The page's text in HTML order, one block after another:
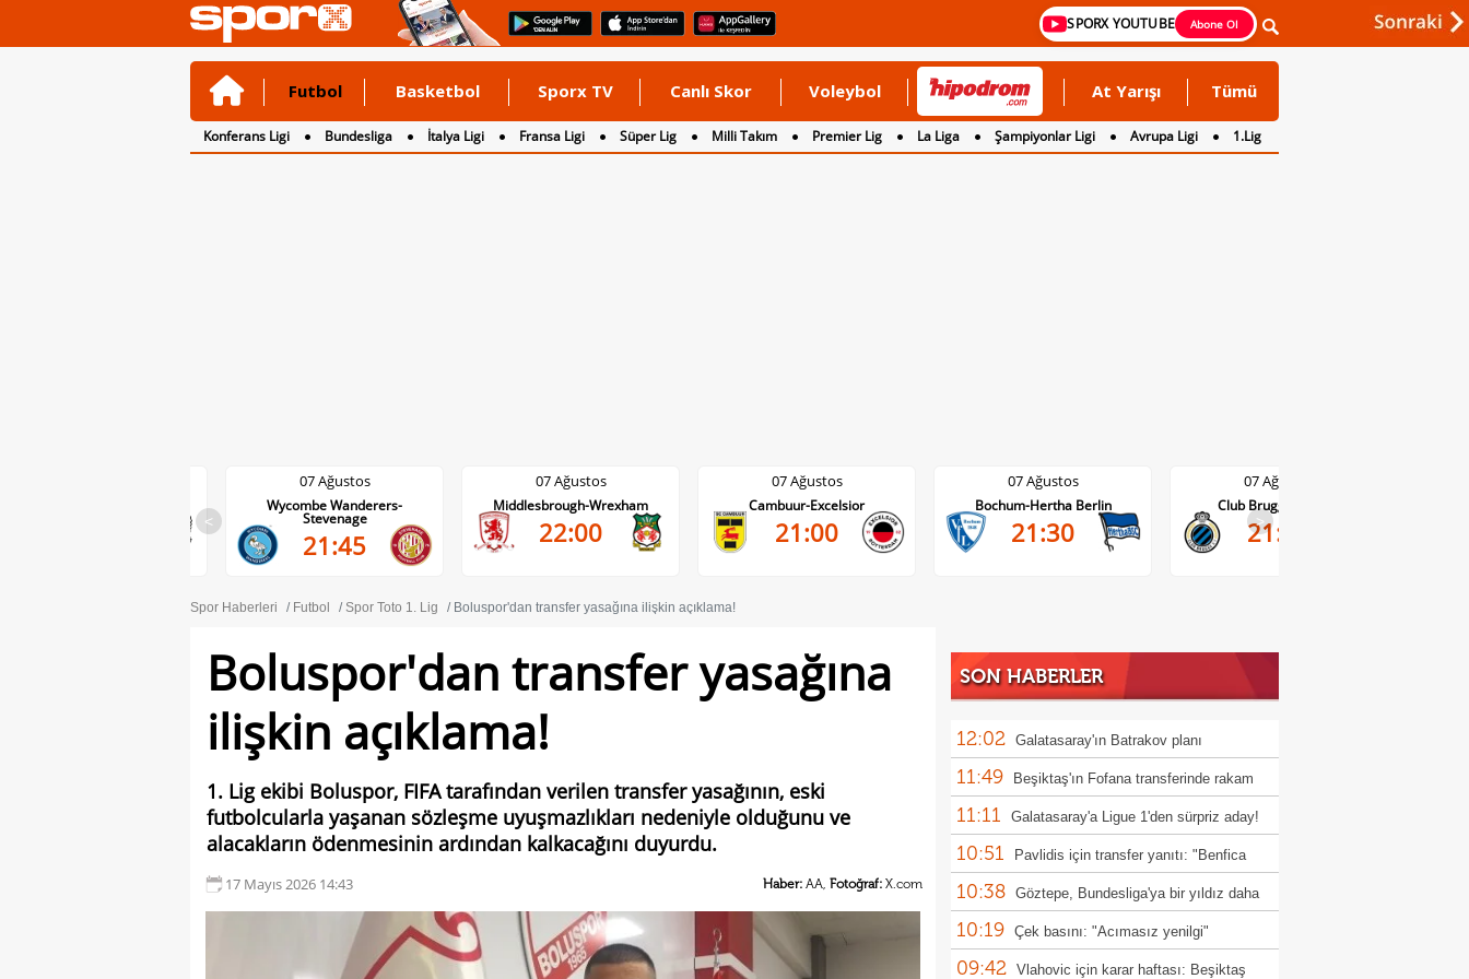
SPORX YOUTUBE Abone Ol
Futbol Basketbol Sporx TV Canlı Skor Voleybol At Yarışı Tümü
Konferans Ligi Bundesliga İtalya Ligi Fransa Ligi Süper Lig Milli Takım Premier Lig La Liga Şampiyonlar Ligi Avrupa Ligi
1.Lig
2. Lig
3. Lig
<
07 Ağustos
Middlesbrough-Wrexham
22:00
07 Ağustos
Cambuur-Excelsior
21:00
07 Ağustos
Bochum-Hertha Berlin
21:30
07 Ağustos
Club Brugge-Kortrijk
21:45
07 Ağustos
Altach-WSG Tirol
20:30
>
Spor Haberleri Futbol Spor Toto 1. Lig Boluspor'dan transfer yasağına ilişkin açıklama!
Boluspor'dan transfer yasağına
ilişkin açıklama!
1. Lig ekibi Boluspor, FIFA tarafından verilen transfer yasağının, eski
futbolcularla yaşanan sözleşme uyuşmazlıkları nedeniyle olduğunu ve
alacakların ödenmesinin ardından kalkacağını duyurdu.
17 Mayıs 2026 14:43 Haber: AA, Fotoğraf: X.com
SON HABERLER
12:02 Galatasaray'ın Batrakov planı
11:49 Beşiktaş'ın Fofana transferinde rakam
belli oldu
11:11 Galatasaray'a Ligue 1'den sürpriz aday!
10:51 Pavlidis için transfer yanıtı: "Benfica
adına çok önemli"
10:38 Göztepe, Bundesliga'ya bir yıldız daha
göndermeye hazırlanıyor!
10:19 Çek basını: "Acımasız yenilgi"
09:42 Vlahovic için karar haftası: Beşiktaş